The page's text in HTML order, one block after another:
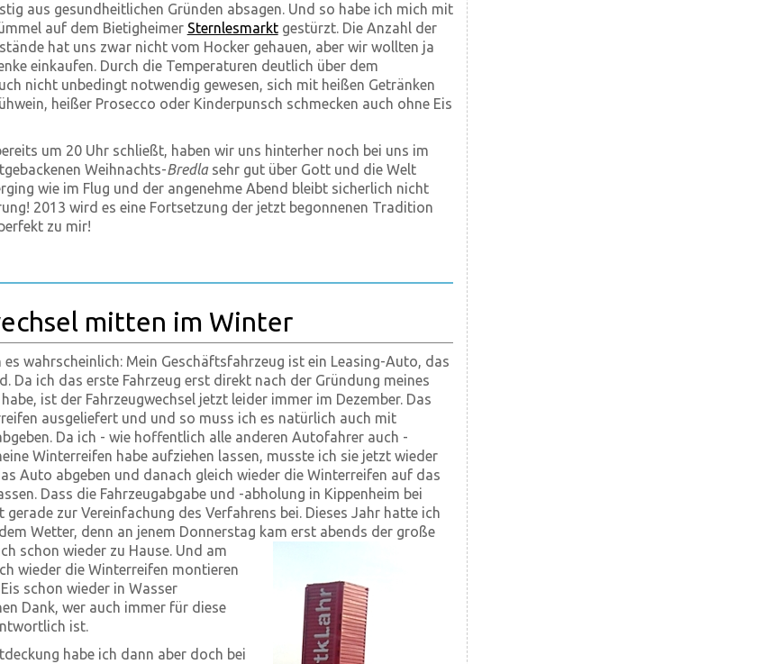
aus gesundheitlichen Gründen absagen. Und so habe ich mich mit
auf dem Bietigheimer Sternlesmarktgestürzt. Die Anzahl der
hat uns zwar nicht vom Hocker gehauen, aber wir wollten ja
einkaufen. Durch die Temperaturen deutlich über dem
nicht unbedingt notwendig gewesen, sich mit heißen Getränken
heißer Prosecco oder Kinderpunsch schmecken auch ohne Eis
um 20 Uhr schließt, haben wir uns hinterher noch bei uns im
Weihnachts-Bredlasehr gut über Gott und die Welt
wie im Flug und der angenehme Abend bleibt sicherlich nicht
2013 wird es eine Fortsetzung der jetzt begonnenen Tradition
zu mir!
mitten im Winter
es wahrscheinlich: Mein Geschäftsfahrzeug ist ein Leasing-Auto, das
Da ich das erste Fahrzeug erst direkt nach der Gründung meines
ist der Fahrzeugwechsel jetzt leider immer im Dezember. Das
ausgeliefert und und so muss ich es natürlich auch mit
Da ich - wie hoffentlich alle anderen Autofahrer auch -
Winterreifen habe aufziehen lassen, musste ich sie jetzt wieder
Auto abgeben und danach gleich wieder die Winterreifen auf das
Dass die Fahrzeugabgabe und -abholung in Kippenheim bei
zur Vereinfachung des Verfahrens bei. Dieses Jahr hatte ich
Wetter, denn an jenem Donnerstag kam erst abends der große
schon wieder zu Hause. Und am
wieder die Winterreifen montieren
schon wieder in Wasser
Dank, wer auch immer für diese
ist.
habe ich dann aber doch bei